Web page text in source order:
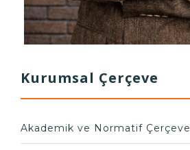
Kurumsal Çerçeve
Akademik ve Normatif Çerçeve